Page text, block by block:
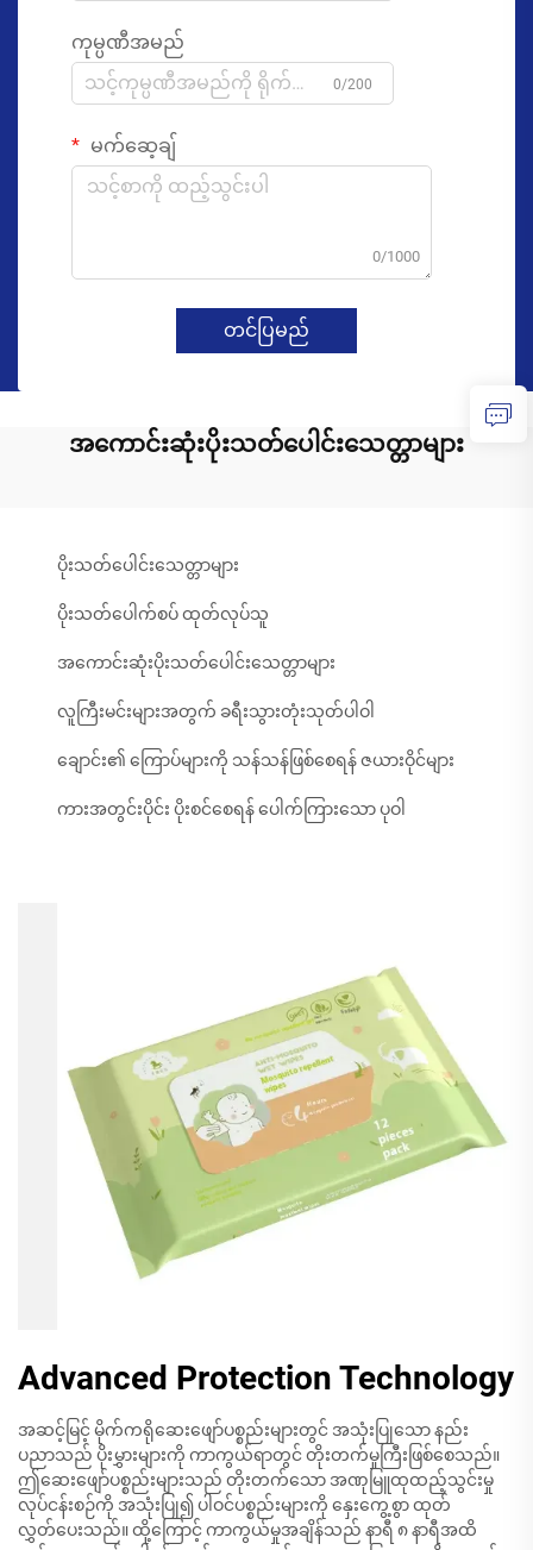
ကုမ္ပဏီအမည်
0/200
မက်ဆေ့ချ်
0/1000
တင်ပြမည်
အကောင်းဆုံးပိုးသတ်ပေါင်းသေတ္တာများ
ပိုးသတ်ပေါင်းသေတ္တာများ
ပိုးသတ်ပေါက်စပ် ထုတ်လုပ်သူ
အကောင်းဆုံးပိုးသတ်ပေါင်းသေတ္တာများ
လူကြီးမင်းများအတွက် ခရီးသွားတုံးသုတ်ပါဝါ
ချောင်း၏ ကြောပ်များကို သန်သန်ဖြစ်စေရန် ဇယားဝိုင်များ
ကားအတွင်းပိုင်း ပိုးစင်စေရန် ပေါက်ကြားသော ပုဝါ
Advanced Protection Technology
အဆင့်မြင့် မိုက်ကရိုဆေးဖျော်ပစ္စည်းများတွင် အသုံးပြုသော နည်း
ပညာသည် ပိုးမွှားများကို ကာကွယ်ရာတွင် တိုးတက်မှုကြီးဖြစ်စေသည်။
ဤဆေးဖျော်ပစ္စည်းများသည် တိုးတက်သော အဏုမြူထုထည့်သွင်းမှု
လုပ်ငန်းစဉ်ကို အသုံးပြု၍ ပါဝင်ပစ္စည်းများကို နှေးကွေ့စွာ ထုတ်
လွှတ်ပေးသည်။ ထို့ကြောင့် ကာကွယ်မှုအချိန်သည် နာရီ ၈ နာရီအထိ